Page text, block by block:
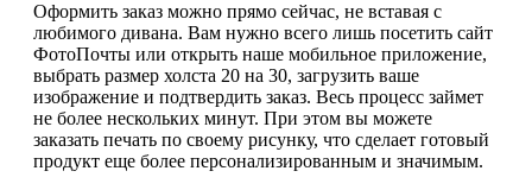
Оформить заказ можно прямо сейчас, не вставая с
любимого дивана. Вам нужно всего лишь посетить сайт
ФотоПочты или открыть наше мобильное приложение,
выбрать размер холста 20 на 30, загрузить ваше
изображение и подтвердить заказ. Весь процесс займет
не более нескольких минут. При этом вы можете
заказать печать по своему рисунку, что сделает готовый
продукт еще более персонализированным и значимым.